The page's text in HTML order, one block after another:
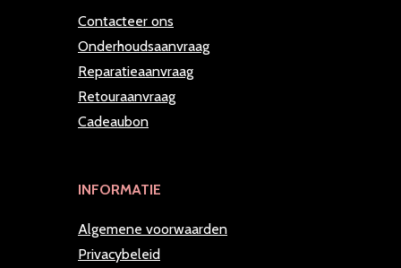
Contacteer ons
Onderhoudsaanvraag
Reparatieaanvraag
Retouraanvraag
Cadeaubon
INFORMATIE
Algemene voorwaarden
Privacybeleid